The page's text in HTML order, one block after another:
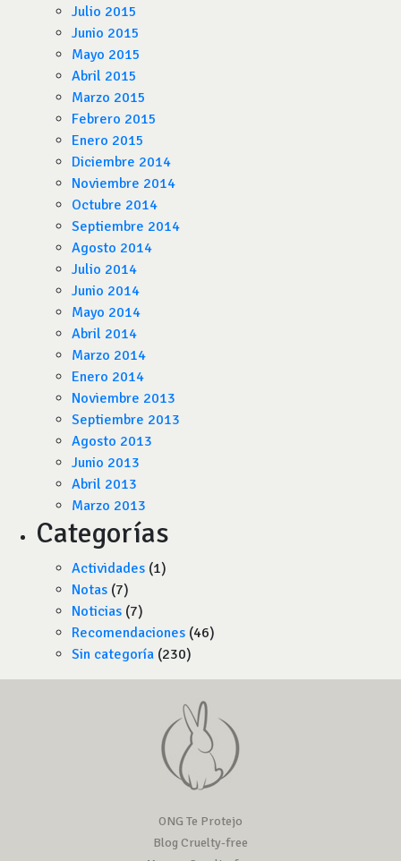
Julio 2015
Junio 2015
Mayo 2015
Abril 2015
Marzo 2015
Febrero 2015
Enero 2015
Diciembre 2014
Noviembre 2014
Octubre 2014
Septiembre 2014
Agosto 2014
Julio 2014
Junio 2014
Mayo 2014
Abril 2014
Marzo 2014
Enero 2014
Noviembre 2013
Septiembre 2013
Agosto 2013
Junio 2013
Abril 2013
Marzo 2013
Categorías
Actividades (1)
Notas (7)
Noticias (7)
Recomendaciones (46)
Sin categoría (230)
ONG Te Protejo
Blog Cruelty-free